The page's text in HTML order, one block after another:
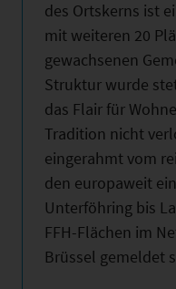
des Ortskerns ist
mit weiteren 20
gewachsenen
Struktur wurde
das Flair für
Tradition nicht
eingerahmt vom
den europaweit
Unterföhring bis
FFH-Flächen im
Brüssel gemeldet